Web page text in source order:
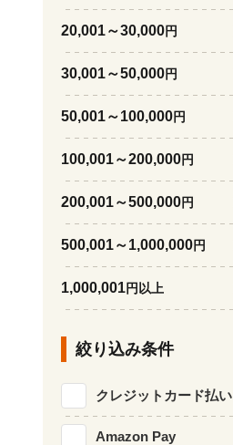
20,001～30,000円
30,001～50,000円
50,001～100,000円
100,001～200,000円
200,001～500,000円
500,001～1,000,000円
1,000,001円以上
絞り込み条件
クレジットカード払い
Amazon Pay